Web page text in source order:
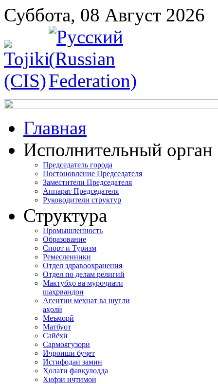
Суббота, 08 Август 2026
Главная
Исполнительный орган
Председатель города
Постоновление Председателя
Заместители Председателя
Аппарат Председателя
Руководители структур
Структура
Промышленность
Образование
Спорт и Туризм
Ремесленники
Отдел здравоохранения
Отдел по делам религий
Мактубҳо ва муроҷиати
шаҳрвандон
Агентии меҳнат ва шуғли
аҳолӣ
Меъморӣ
Матбуот
Сайёҳӣ
Сармоягузорӣ
Иҷроиши буҷет
Истифодаи замин
Ҳолати фавқулодда
Хифзи иҷтимоӣ